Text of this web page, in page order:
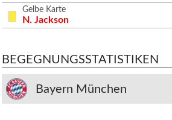
Gelbe Karte
N. Jackson
BEGEGNUNGSSTATISTIKEN
Bayern München